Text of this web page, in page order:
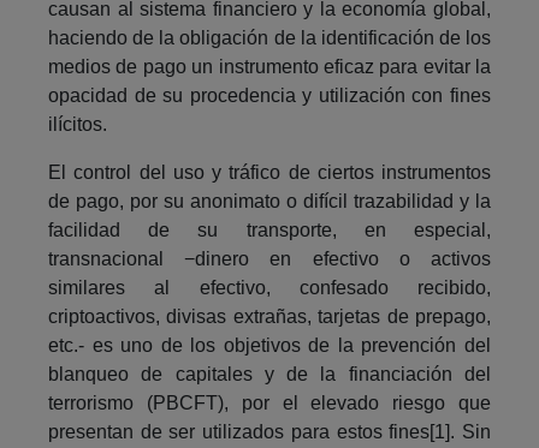
causan al sistema financiero y la economía global,
haciendo de la obligación de la identificación de los
medios de pago un instrumento eficaz para evitar la
opacidad de su procedencia y utilización con fines
ilícitos.
El control del uso y tráfico de ciertos instrumentos
de pago, por su anonimato o difícil trazabilidad y la
facilidad de su transporte, en especial,
transnacional −dinero en efectivo o activos
similares al efectivo, confesado recibido,
criptoactivos, divisas extrañas, tarjetas de prepago,
etc.- es uno de los objetivos de la prevención del
blanqueo de capitales y de la financiación del
terrorismo (PBCFT), por el elevado riesgo que
presentan de ser utilizados para estos fines[1]. Sin